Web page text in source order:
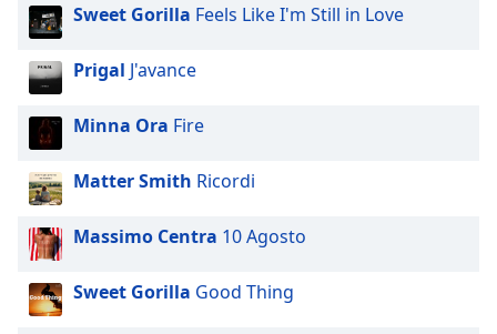
Sweet Gorilla Feels Like I'm Still in Love
Prigal J'avance
Minna Ora Fire
Matter Smith Ricordi
Massimo Centra 10 Agosto
Sweet Gorilla Good Thing